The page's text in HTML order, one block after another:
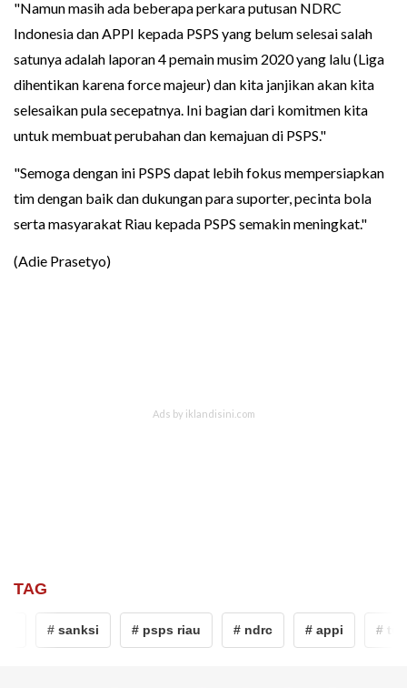
"Namun masih ada beberapa perkara putusan NDRC
Indonesia dan APPI kepada PSPS yang belum selesai salah
satunya adalah laporan 4 pemain musim 2020 yang lalu (Liga
dihentikan karena force majeur) dan kita janjikan akan kita
selesaikan pula secepatnya. Ini bagian dari komitmen kita
untuk membuat perubahan dan kemajuan di PSPS."
"Semoga dengan ini PSPS dapat lebih fokus mempersiapkan
tim dengan baik dan dukungan para suporter, pecinta bola
serta masyarakat Riau kepada PSPS semakin meningkat."
(Adie Prasetyo)
TAG
# sanksi # psps riau # ndrc # appi #